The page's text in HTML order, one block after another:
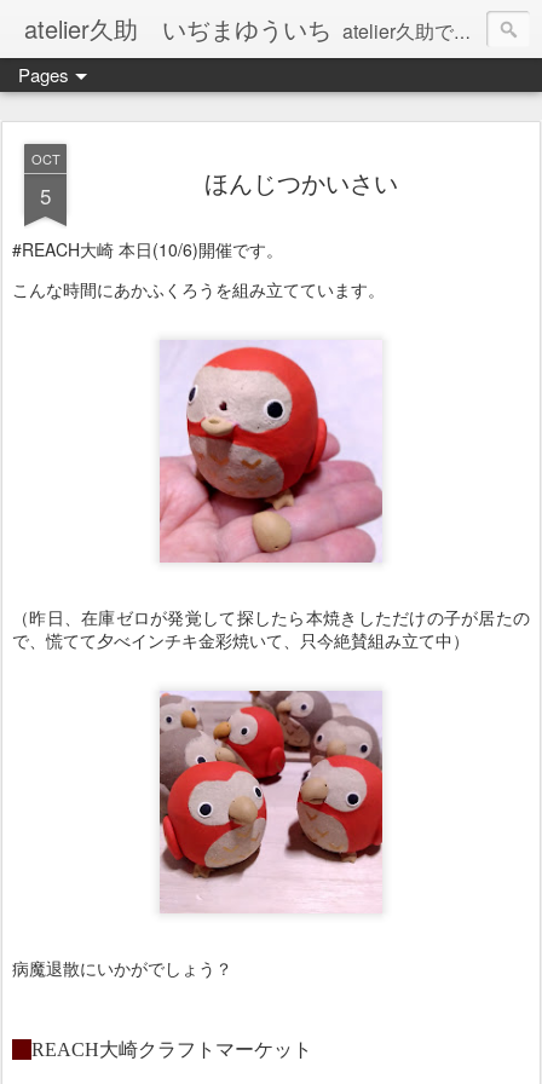
atelier久助 いぢまゆういち atelier久助では土と火から暖かなモノたちを生み出しています。 ご覧になられた方が和んで頂ければ幸いです。
Pages
OCT
5 ほんじつかいさい
#REACH大崎 本日(10/6)開催です。
こんな時間にあかふくろうを組み立てています。
（昨日、在庫ゼロが発覚して探したら本焼きしただけの子が居たの
で、慌てて夕べインチキ金彩焼いて、只今絶賛組み立て中）
病魔退散にいかがでしょう？
REACH大崎クラフトマーケット